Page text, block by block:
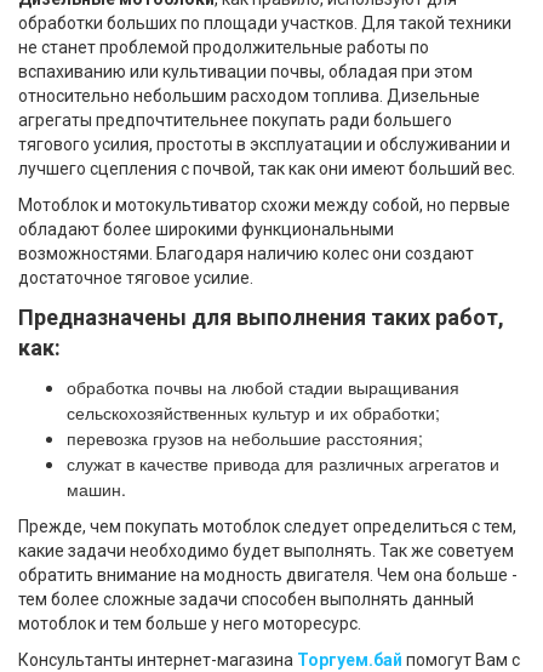
обработки больших по площади участков. Для такой техники
не станет проблемой продолжительные работы по
вспахиванию или культивации почвы, обладая при этом
относительно небольшим расходом топлива. Дизельные
агрегаты предпочтительнее покупать ради большего
тягового усилия, простоты в эксплуатации и обслуживании и
лучшего сцепления с почвой, так как они имеют больший вес.
Мотоблок и мотокультиватор схожи между собой, но первые
обладают более широкими функциональными
возможностями. Благодаря наличию колес они создают
достаточное тяговое усилие.
Предназначены для выполнения таких работ,
как:
обработка почвы на любой стадии выращивания
сельскохозяйственных культур и их обработки;
перевозка грузов на небольшие расстояния;
служат в качестве привода для различных агрегатов и
машин.
Прежде, чем покупать мотоблок следует определиться с тем,
какие задачи необходимо будет выполнять. Так же советуем
обратить внимание на модность двигателя. Чем она больше -
тем более сложные задачи способен выполнять данный
мотоблок и тем больше у него моторесурс.
Консультанты интернет-магазина Торгуем.бай помогут Вам с